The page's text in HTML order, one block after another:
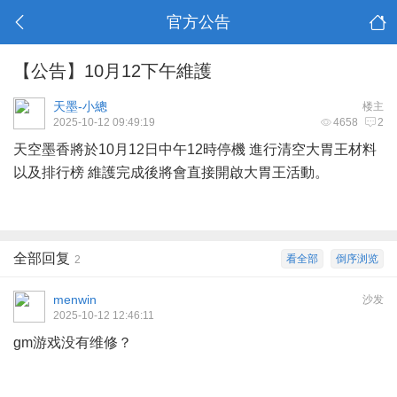
官方公告
【公告】10月12下午維護
楼主
天墨-小總
4658 2
2025-10-12 09:49:19
天空墨香將於10月12日中午12時停機 進行清空大胃王材料
以及排行榜 維護完成後將會直接開啟大胃王活動。
倒序浏览
看全部
全部回复 2
沙发
menwin
2025-10-12 12:46:11
gm游戏没有维修？